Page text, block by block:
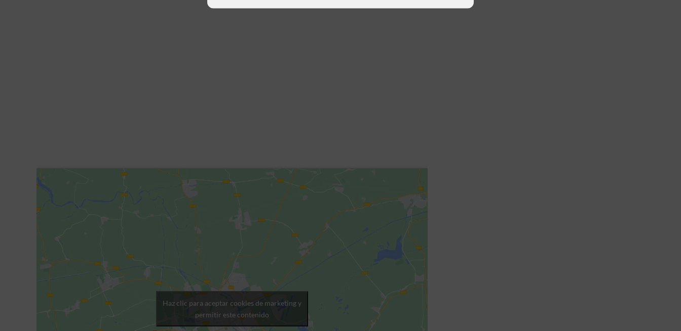
Haz clic para aceptar cookies de marketing y
permitir este contenido